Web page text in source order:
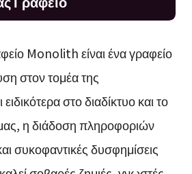
Monolith είναι ένα γραφείο
στον τομέα της
στο διαδίκτυο και το
μας, η διάδοση πληροφοριών
συκοφαντικές δυσφημίσεις